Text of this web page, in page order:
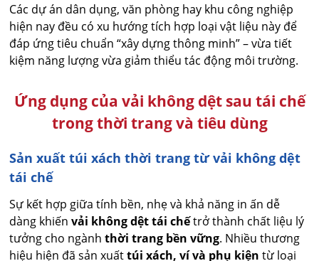
Các dự án dân dụng, văn phòng hay khu công nghiệp
hiện nay đều có xu hướng tích hợp loại vật liệu này để
đáp ứng tiêu chuẩn “xây dựng thông minh” – vừa tiết
kiệm năng lượng vừa giảm thiểu tác động môi trường.
Ứng dụng của vải không dệt sau tái chế
trong thời trang và tiêu dùng
Sản xuất túi xách thời trang từ vải không dệt
tái chế
Sự kết hợp giữa tính bền, nhẹ và khả năng in ấn dễ
dàng khiếnvải không dệt tái chếtrở thành chất liệu lý
tưởng cho ngànhthời trang bền vững. Nhiều thương
hiệu hiện đã sản xuấttúi xách, ví và phụ kiện từ loại